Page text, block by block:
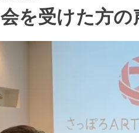
会を受けた方